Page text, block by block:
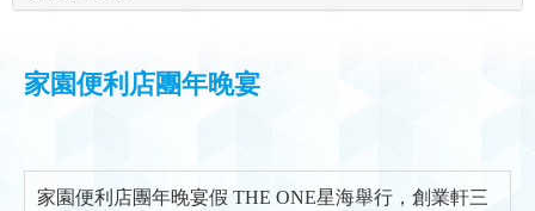
家園便利店團年晚宴
家園便利店團年晚宴假 THE ONE星海舉行，創業軒三